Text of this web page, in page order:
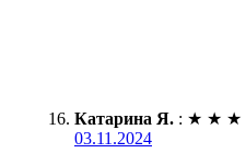
Катарина Я. : ★ ★ ★
03.11.2024